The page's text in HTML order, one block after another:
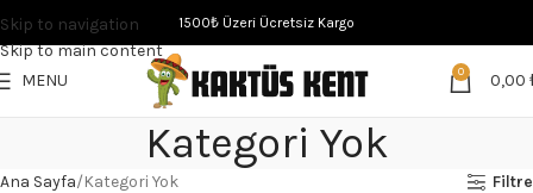
Skip to navigation
Skip to main content
1500₺ Üzeri Ücretsiz Kargo
MENU 0 0,00
Kategori Yok
Ana Sayfa Kategori Yok Filtre